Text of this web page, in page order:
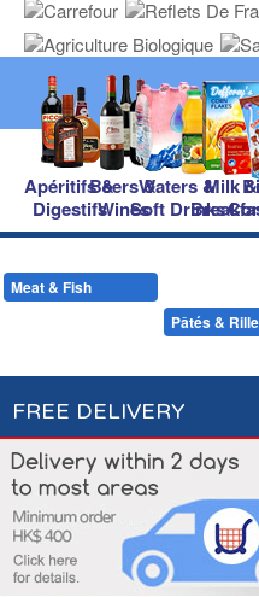
Apéritifs &
Digestifs
Beers &
Wines
Waters &
Soft Drinks
Milk &
Meat & Fish
Pâtés &
FREE DELIVERY